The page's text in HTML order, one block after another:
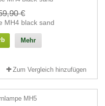
€
MH4 black sand
Mehr
Zum Vergleich hinzufügen